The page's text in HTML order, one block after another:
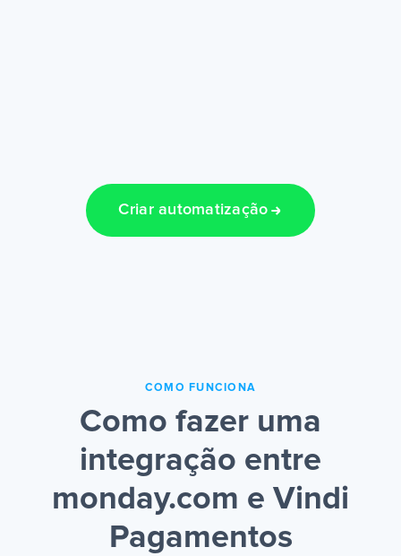
Criar automatização
COMO FUNCIONA
Como fazer uma
integração entre
monday.com e Vindi
Pagamentos